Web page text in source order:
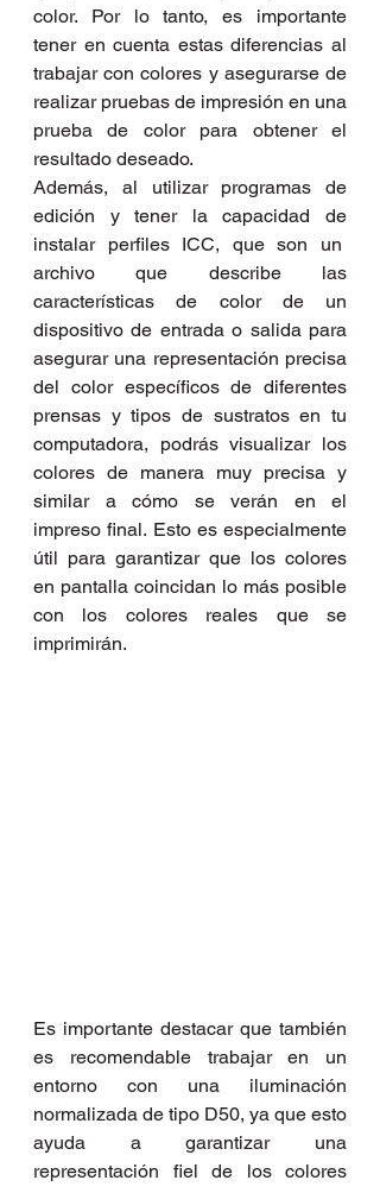
color. Por lo tanto, es importante
tener en cuenta estas diferencias al
trabajar con colores y asegurarse de
realizar pruebas de impresión en una
prueba de color para obtener el
resultado deseado.
Además, al utilizar programas de
edición y tener la capacidad de
instalar perfiles ICC, que son un
archivo que describe las
características de color de un
dispositivo de entrada o salida para
asegurar una representación precisa
del color específicos de diferentes
prensas y tipos de sustratos en tu
computadora, podrás visualizar los
colores de manera muy precisa y
similar a cómo se verán en el
impreso final. Esto es especialmente
útil para garantizar que los colores
en pantalla coincidan lo más posible
con los colores reales que se
imprimirán.
Es importante destacar que también
es recomendable trabajar en un
entorno con una iluminación
normalizada de tipo D50, ya que esto
ayuda a garantizar una
representación fiel de los colores